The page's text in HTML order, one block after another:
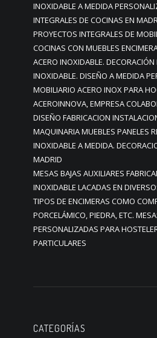
INOXIDABLE A MEDIDA
INTEGRALES DE COCINAS EN
PROYECTOS INTEGRALES DE
COCINAS CON MUEBLES
ACERO INOXIDABLE.
INOXIDABLE. DISEÑO A MEDIDA
MOBILIARIO ACERO INOX PARA
ACEROINNOVA, EMPRESA
DISEÑO FABRICACION
MAQUINARIA MUEBLES PANELES
INOXIDABLE A MEDIDA.
MADRID
MESAS BAJAS AUXILIARES
INOXIDABLE LACADAS EN
TIPOS DE ENCIMERAS COMO
PORCELÁMICO, PIEDRA, ETC.
PERSONALIZADAS PARA
PARTICULARES
CATEGORÍAS